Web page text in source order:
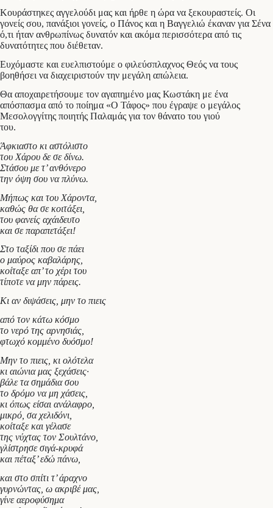
Κουράστηκες αγγελούδι μας και ήρθε η ώρα να ξεκουραστείς. Οι
γονείς σου, πανάξιοι γονείς, ο Πάνος και η Βαγγελιώ έκαναν για Σένα
ό,τι ήταν ανθρωπίνως δυνατόν και ακόμα περισσότερα από τις
δυνατότητες που διέθεταν.
Ευχόμαστε και ευελπιστούμε ο φιλεύσπλαχνος Θεός να τους
βοηθήσει να διαχειριστούν την μεγάλη απώλεια.
Θα αποχαιρετήσουμε τον αγαπημένο μας Κωστάκη με ένα
απόσπασμα από το ποίημα «Ο Τάφος» που έγραψε ο μεγάλος
Μεσολογγίτης ποιητής Παλαμάς για τον θάνατο του γιού
του.
Άφκιαστο κι αστόλιστο
του Χάρου δε σε δίνω.
Στάσου με τ’ ανθόνερο
την όψη σου να πλύνω.
Μήπως και του Χάροντα,
καθώς θα σε κοιτάξει,
του φανείς αχάιδευτο
και σε παραπετάξει!
Στο ταξίδι που σε πάει
ο μαύρος καβαλάρης,
κοίταξε απ’ το χέρι του
τίποτε να μην πάρεις.
Κι αν διψάσεις, μην το πιεις
από τον κάτω κόσμο
το νερό της αρνησιάς,
φτωχό κομμένο δυόσμο!
Μην το πιεις, κι ολότελα
κι αιώνια μας ξεχάσεις·
βάλε τα σημάδια σου
το δρόμο να μη χάσεις,
κι όπως είσαι ανάλαφρο,
μικρό, σα χελιδόνι,
κοίταξε και γέλασε
της νύχτας τον Σουλτάνο,
γλίστρησε σιγά-κρυφά
και πέταξ’ εδώ πάνω,
και στο σπίτι τ’ άραχνο
γυρνώντας, ω ακριβέ μας,
γίνε αεροφύσημα